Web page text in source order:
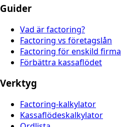
Guider
Vad är factoring?
Factoring vs företagslån
Factoring för enskild firma
Förbättra kassaflödet
Verktyg
Factoring-kalkylator
Kassaflödeskalkylator